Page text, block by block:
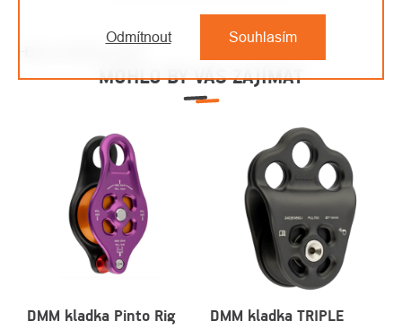
Odmítnout Souhlasím
MOHLO BY VÁS ZAJÍMAT
DMM kladka Pinto Rig
DMM kladka TRIPLE